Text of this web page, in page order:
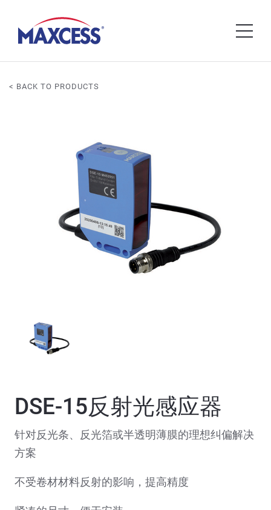
< BACK TO PRODUCTS
DSE-15反射光感应器
针对反光条、反光箔或半透明薄膜的理想纠偏解决
方案
不受卷材材料反射的影响，提高精度